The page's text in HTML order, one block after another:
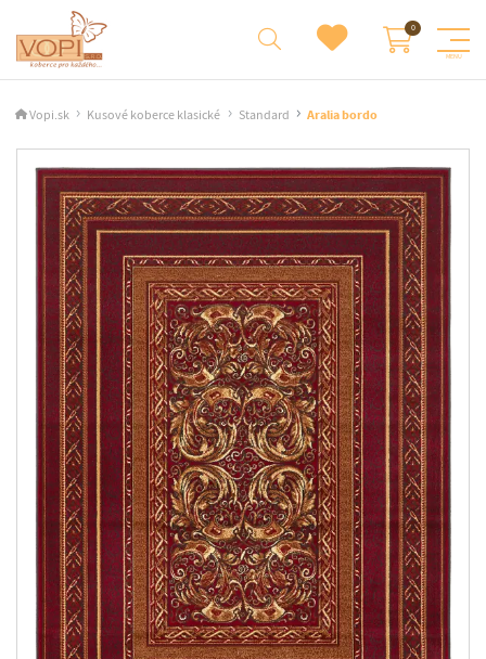
Vopi.sk Kusové koberce klasické Standard Aralia bordo